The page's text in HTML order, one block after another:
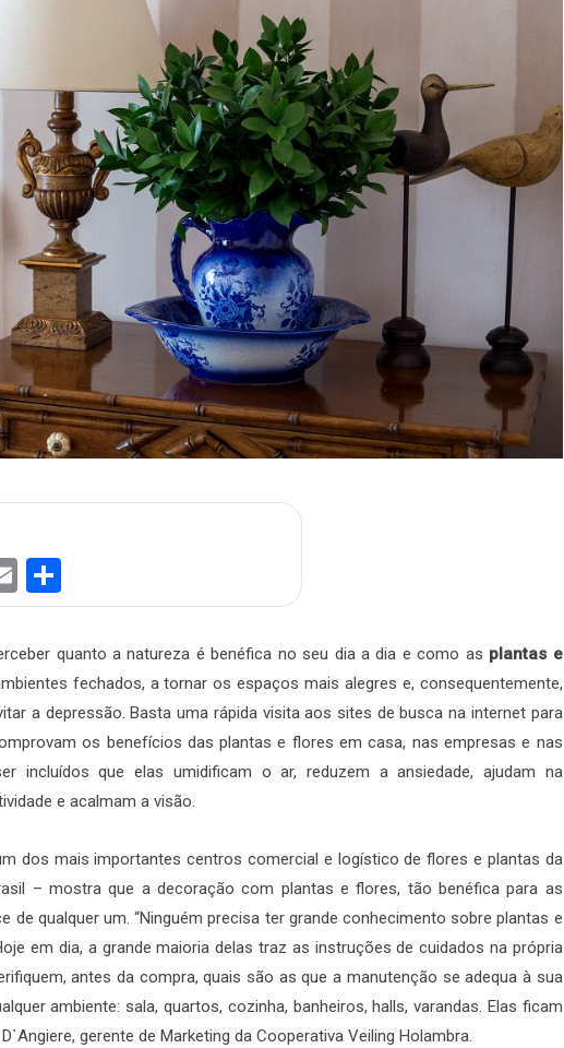
Email
quanto a natureza é benéfica no seu dia a dia e como as plantas e
fechados, a tornar os espaços mais alegres e, consequentemente,
a depressão. Basta uma rápida visita aos sites de busca na internet para
os benefícios das plantas e flores em casa, nas empresas e nas
incluídos que elas umidificam o ar, reduzem a ansiedade, ajudam na
e acalmam a visão.
dos mais importantes centros comercial e logístico de flores e plantas da
– mostra que a decoração com plantas e flores, tão benéfica para as
de qualquer um. “Ninguém precisa ter grande conhecimento sobre plantas e
em dia, a grande maioria delas traz as instruções de cuidados na própria
antes da compra, quais são as que a manutenção se adequa à sua
ambiente: sala, quartos, cozinha, banheiros, halls, varandas. Elas ficam
gerente de Marketing da Cooperativa Veiling Holambra.